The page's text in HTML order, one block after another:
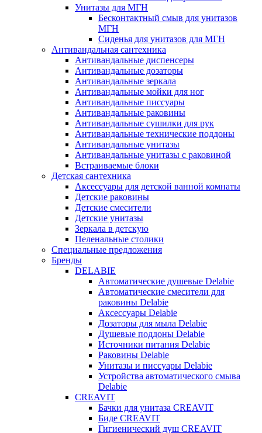
Унитазы для МГН
Бесконтактный смыв для унитазов
МГН
Сиденья для унитазов для МГН
Антивандальная сантехника
Антивандальные диспенсеры
Антивандальные дозаторы
Антивандальные зеркала
Антивандальные мойки для ног
Антивандальные писсуары
Антивандальные раковины
Антивандальные сушилки для рук
Антивандальные технические поддоны
Антивандальные унитазы
Антивандальные унитазы с раковиной
Встраиваемые блоки
Детская сантехника
Аксессуары для детской ванной комнаты
Детские раковины
Детские смесители
Детские унитазы
Зеркала в детскую
Пеленальные столики
Специальные предложения
Бренды
DELABIE
Автоматические душевые Delabie
Автоматические смесители для
раковины Delabie
Аксессуары Delabie
Дозаторы для мыла Delabie
Душевые поддоны Delabie
Источники питания Delabie
Раковины Delabie
Унитазы и писсуары Delabie
Устройства автоматического смыва
Delabie
CREAVIT
Бачки для унитаза CREAVIT
Биде CREAVIT
Гигиенический душ CREAVIT